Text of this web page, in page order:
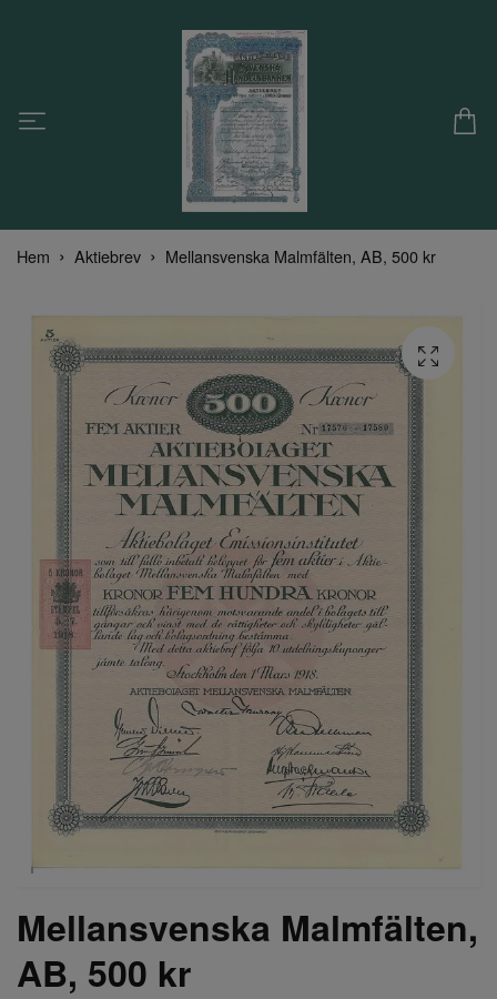
Hem Aktiebrev Mellansvenska Malmfälten, AB, 500 kr
Mellansvenska Malmfälten,
AB, 500 kr